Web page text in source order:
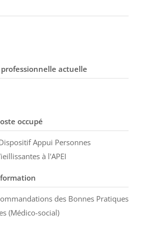
actuelle
occupé
Appui Personnes
à l'APEI
des Bonnes Pratiques
(Médico-social)